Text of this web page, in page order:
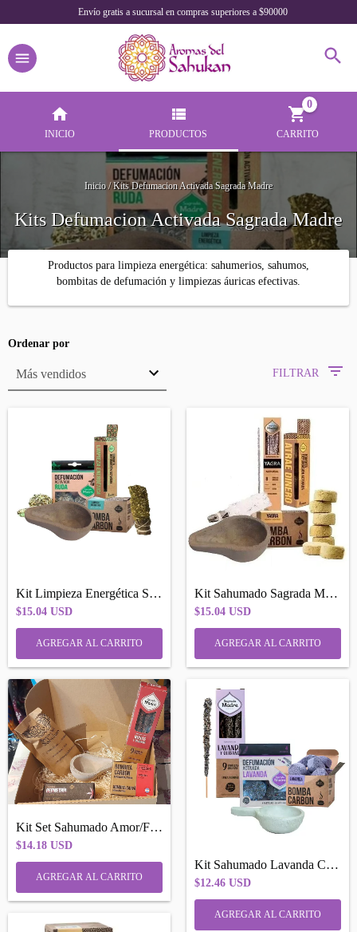
Envío gratis a sucursal en compras superiores a $90000
INICIO PRODUCTOS CARRITO
0
Inicio / Kits Defumacion Activada Sagrada Madre
Kits Defumacion Activada Sagrada Madre
Productos para limpieza energética: sahumerios, sahumos,
bombitas de defumación y limpiezas áuricas efectivas.
Ordenar por
FILTRAR
Kit Limpieza Energética Sagrada Madre
$15.04 USD
Kit Sahumado Sagrada Madre Abundancia Pr...
$15.04 USD
Kit Set Sahumado Amor/Felicidad Sagrada...
$14.18 USD
Kit Sahumado Lavanda Calma/relajacion
$12.46 USD